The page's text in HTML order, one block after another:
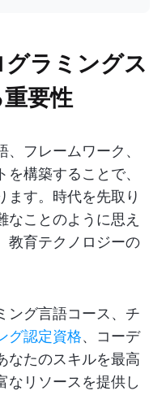
ラミングス
要性
フレームワーク、
構築することで、
ます。時代を先取り
なことのように思え
教育テクノロジーの
ング言語コース、チ
グ認定資格、コーデ
なたのスキルを最高
なリソースを提供し